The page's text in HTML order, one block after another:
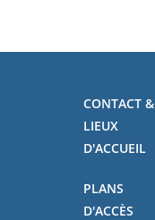
CONTACT &
LIEUX
D'ACCUEIL
PLANS
D'ACCÈS